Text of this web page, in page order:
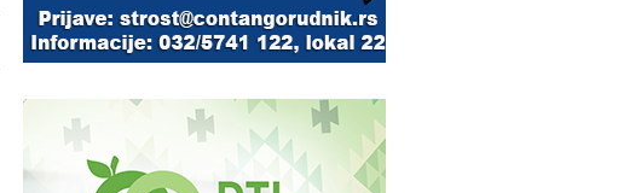
provereno najbolje
Akcija dobrovoljnog davanja
krvi u četvrtak u Vranju